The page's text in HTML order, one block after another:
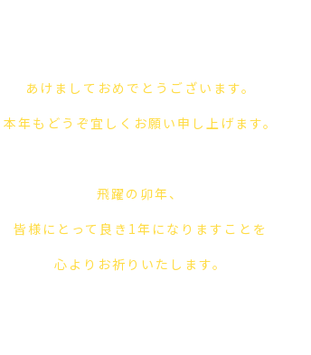
あけましておめでとうございます。
本年もどうぞ宜しくお願い申し上げます。
飛躍の卯年、
皆様にとって良き1年になりますことを
心よりお祈りいたします。